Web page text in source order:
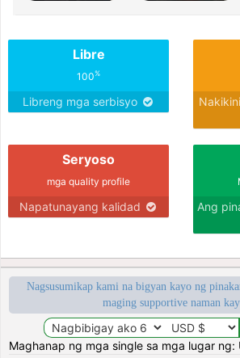
Libre
100%
Libreng mga serbisyo
Seryoso
mga quality profile
Napatunayang kalidad Ang
Nagsusumikap kami na bigyan kayo ng
maging supportive naman
Maghanap ng mga single sa mga lugar ng: